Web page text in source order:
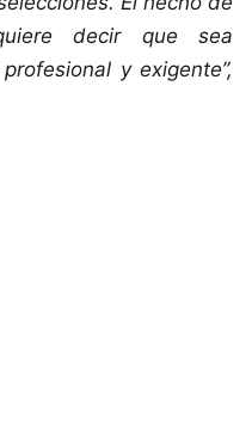
decir que sea
y exigente”,